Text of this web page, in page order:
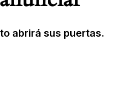
abrirá sus puertas.